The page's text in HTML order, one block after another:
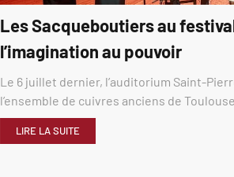
Les Sacqueboutiers au
l’imagination au pouvoir
Le 6 juillet dernier, l’auditorium Saint-
l’ensemble de cuivres anciens de
LIRE LA SUITE